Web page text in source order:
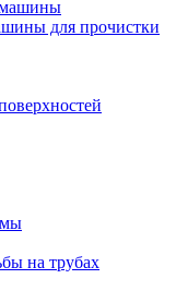
машины
для прочистки
на трубах